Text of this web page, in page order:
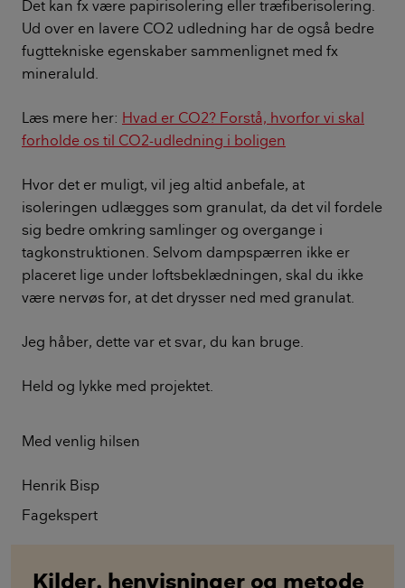
Det kan fx være papirisolering eller træfiberisolering.
Ud over en lavere CO2 udledning har de også bedre
fugttekniske egenskaber sammenlignet med fx
mineraluld.
Læs mere her: Hvad er CO2? Forstå, hvorfor vi skal
forholde os til CO2-udledning i boligen
Hvor det er muligt, vil jeg altid anbefale, at
isoleringen udlægges som granulat, da det vil fordele
sig bedre omkring samlinger og overgange i
tagkonstruktionen. Selvom dampspærren ikke er
placeret lige under loftsbeklædningen, skal du ikke
være nervøs for, at det drysser ned med granulat.
Jeg håber, dette var et svar, du kan bruge.
Held og lykke med projektet.
Med venlig hilsen
Henrik Bisp
Fagekspert
Kilder, henvisninger og metode